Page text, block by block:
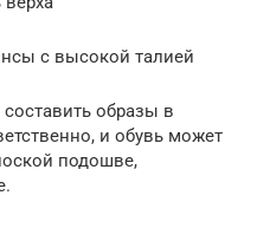
с высокой талией
образы в
и обувь может
подошве,